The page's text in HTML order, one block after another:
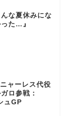
な夏休みにな
た…』
ャーレス代役
ロ参戦：
ュGP